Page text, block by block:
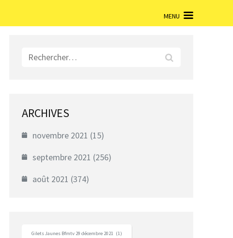
MENU
Rechercher :
ARCHIVES
novembre 2021 (15)
septembre 2021 (256)
août 2021 (374)
Gilets Jaunes Bfmtv 29 décembre 2021 (1)